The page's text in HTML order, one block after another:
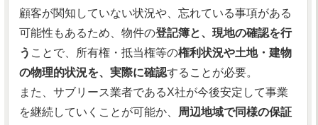
顧客が関知していない状況や、忘れている事項がある
可能性もあるため、物件の登記簿と、現地の確認を行
う ことで、所有権・抵当権等の権利状況や土地・建物
の物理的状況を、実際に確認することが必要。
また、サブリース業者であるX社が今後安定して事業
を継続していくことが可能か、
周辺地域で同様の保証